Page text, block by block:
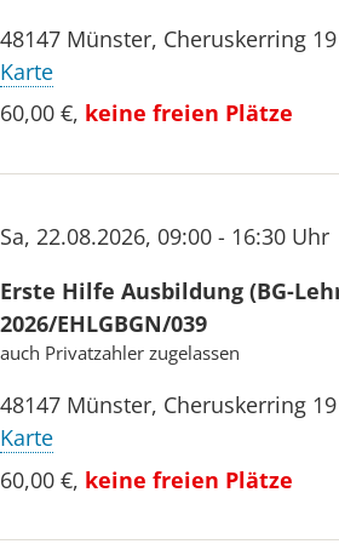
48147 Münster, Cheruskerring 19
Karte
60,00 €, keine freien Plätze
Sa, 22.08.2026, 09:00 - 16:30 Uhr
Erste Hilfe Ausbildung (BG-
2026/EHLGBGN/039
auch Privatzahler zugelassen
48147 Münster, Cheruskerring 19
Karte
60,00 €, keine freien Plätze